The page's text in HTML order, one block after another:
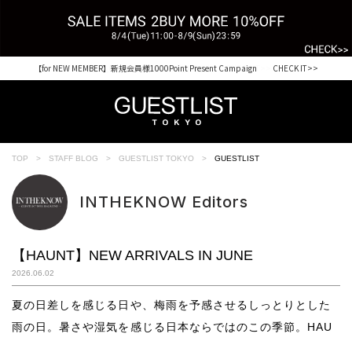
税込33,000円以上ご購入で送料無料 CHECK IT>>
TOP STAFF BLOG GUESTLIST TOKYO GUESTLIST
INTHEKNOW Editors
【HAUNT】NEW ARRIVALS IN JUNE
2026.06.02
夏の日差しを感じる日や、梅雨を予感させるしっとりとした
雨の日。暑さや湿気を感じる日本ならではのこの季節。HAU